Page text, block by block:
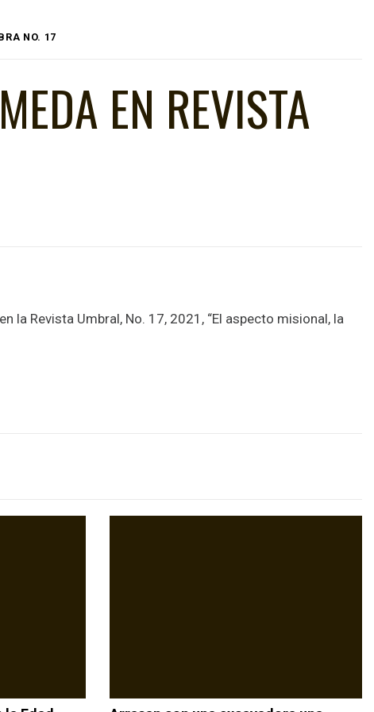
NO. 17
EN REVISTA
la Revista Umbral, No. 17, 2021, “El aspecto misional, la